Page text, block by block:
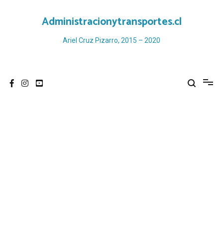
Administracionytransportes.cl
Ariel Cruz Pizarro, 2015 – 2020